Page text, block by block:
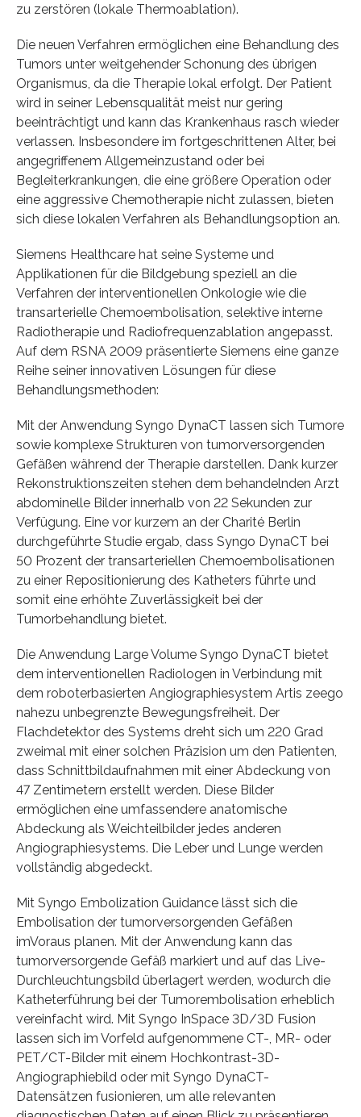
zu zerstören (lokale Thermoablation).
Die neuen Verfahren ermöglichen eine Behandlung des
Tumors unter weitgehender Schonung des übrigen
Organismus, da die Therapie lokal erfolgt. Der Patient
wird in seiner Lebensqualität meist nur gering
beeinträchtigt und kann das Krankenhaus rasch wieder
verlassen. Insbesondere im fortgeschrittenen Alter, bei
angegriffenem Allgemeinzustand oder bei
Begleiterkrankungen, die eine größere Operation oder
eine aggressive Chemotherapie nicht zulassen, bieten
sich diese lokalen Verfahren als Behandlungsoption an.
Siemens Healthcare hat seine Systeme und
Applikationen für die Bildgebung speziell an die
Verfahren der interventionellen Onkologie wie die
transarterielle Chemoembolisation, selektive interne
Radiotherapie und Radiofrequenzablation angepasst.
Auf dem RSNA 2009 präsentierte Siemens eine ganze
Reihe seiner innovativen Lösungen für diese
Behandlungsmethoden:
Mit der Anwendung Syngo DynaCT lassen sich Tumore
sowie komplexe Strukturen von tumorversorgenden
Gefäßen während der Therapie darstellen. Dank kurzer
Rekonstruktionszeiten stehen dem behandelnden Arzt
abdominelle Bilder innerhalb von 22 Sekunden zur
Verfügung. Eine vor kurzem an der Charité Berlin
durchgeführte Studie ergab, dass Syngo DynaCT bei
50 Prozent der transarteriellen Chemoembolisationen
zu einer Repositionierung des Katheters führte und
somit eine erhöhte Zuverlässigkeit bei der
Tumorbehandlung bietet.
Die Anwendung Large Volume Syngo DynaCT bietet
dem interventionellen Radiologen in Verbindung mit
dem roboterbasierten Angiographiesystem Artis zeego
nahezu unbegrenzte Bewegungsfreiheit. Der
Flachdetektor des Systems dreht sich um 220 Grad
zweimal mit einer solchen Präzision um den Patienten,
dass Schnittbildaufnahmen mit einer Abdeckung von
47 Zentimetern erstellt werden. Diese Bilder
ermöglichen eine umfassendere anatomische
Abdeckung als Weichteilbilder jedes anderen
Angiographiesystems. Die Leber und Lunge werden
vollständig abgedeckt.
Mit Syngo Embolization Guidance lässt sich die
Embolisation der tumorversorgenden Gefäßen
imVoraus planen. Mit der Anwendung kann das
tumorversorgende Gefäß markiert und auf das Live-
Durchleuchtungsbild überlagert werden, wodurch die
Katheterführung bei der Tumorembolisation erheblich
vereinfacht wird. Mit Syngo InSpace 3D/3D Fusion
lassen sich im Vorfeld aufgenommene CT-, MR- oder
PET/CT-Bilder mit einem Hochkontrast-3D-
Angiographiebild oder mit Syngo DynaCT-
Datensätzen fusionieren, um alle relevanten